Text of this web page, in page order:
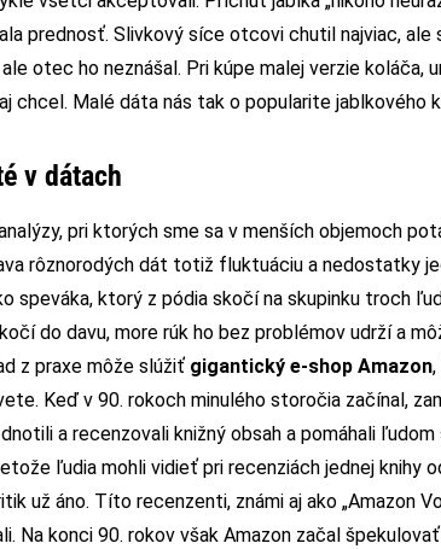
prednosť. Slivkový síce otcovi chutil najviac, ale
otec ho neznášal. Pri kúpe malej verzie koláča,
chcel. Malé dáta nás tak o popularite jablkového
v dátach
pri ktorých sme sa v menších objemoch
rôznorodých dát totiž fluktuáciu a nedostatky
speváka, ktorý z pódia skočí na skupinku troch
do davu, more rúk ho bez problémov udrží a
z praxe môže slúžiť gigantický e-shop Amazon
Keď v 90. rokoch minulého storočia začínal,
a recenzovali knižný obsah a pomáhali
ľudia mohli vidieť pri recenziách jednej knihy
už áno. Títo recenzenti, známi aj ako „Amazon
Na konci 90. rokov však Amazon začal